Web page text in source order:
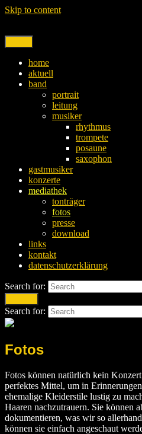
Skip to content
home
aktuell
band
portrait
leitung
musiker
rhythmus
trompete
posaune
saxophon
gastmusiker
konzerte
mediathek
tonträger
fotos
presse
download
links
kontakt
datenschutzerklärung
Search for:
Search for:
Fotos
Fotos können natürlich kein
perfektes Mittel, um in
ehemalige Kleiderstile lustig zu
Haaren nachzutrauern. Sie können
dokumentieren, was wir so
können sie einfach angeschaut